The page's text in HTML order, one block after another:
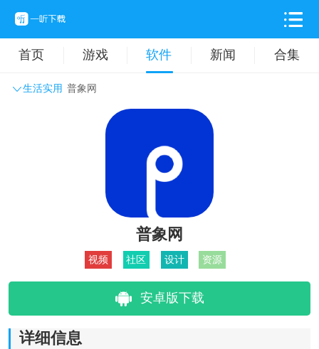
首页 游戏 软件 新闻 合集
生活实用 普象网
主题壁纸 旅游出行
时尚购物
普象网
视频 社区 设计 资源
安卓版下载
详细信息